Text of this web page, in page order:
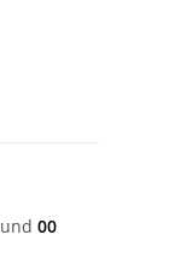
und 00